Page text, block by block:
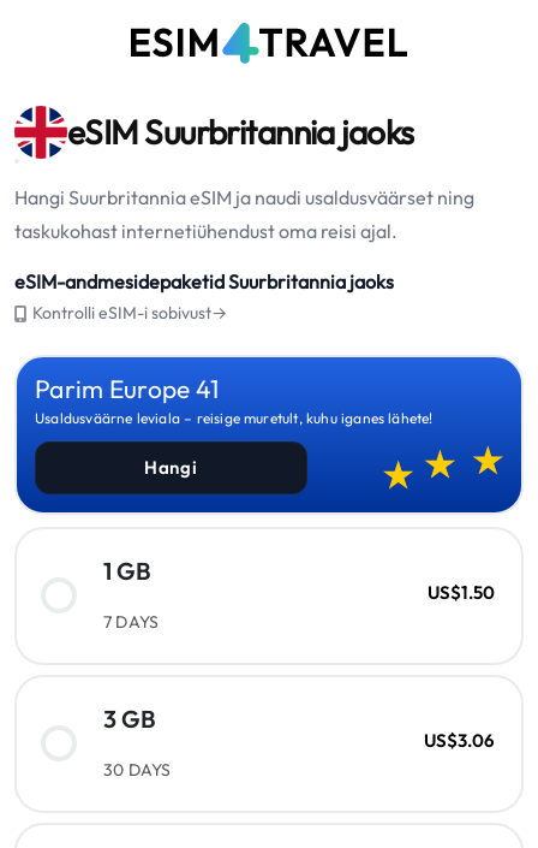
eSIM Suurbritannia jaoks
Hangi Suurbritannia eSIM ja naudi usaldusväärset ning
taskukohast internetiühendust oma reisi ajal.
eSIM-andmesidepaketid Suurbritannia jaoks
Kontrolli eSIM-i sobivust→
Parim Europe 41
Usaldusväärne leviala – reisige muretult, kuhu iganes lähete!
Hangi
1 GB
7 DAYS
US$1.50
3 GB
30 DAYS
US$3.06